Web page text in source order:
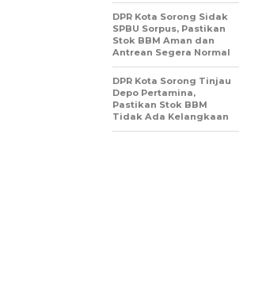
DPR Kota Sorong Sidak
SPBU Sorpus, Pastikan
Stok BBM Aman dan
Antrean Segera Normal
DPR Kota Sorong Tinjau
Depo Pertamina,
Pastikan Stok BBM
Tidak Ada Kelangkaan